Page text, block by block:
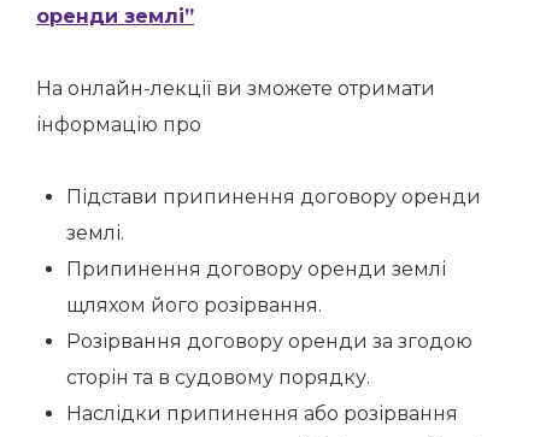
оренди землі”
На онлайн-лекції ви зможете отримати
інформацію про
Підстави припинення договору оренди
землі.
Припинення договору оренди землі
щляхом його розірвання.
Розірвання договору оренди за згодою
сторін та в судовому порядку.
Наслідки припинення або розірвання